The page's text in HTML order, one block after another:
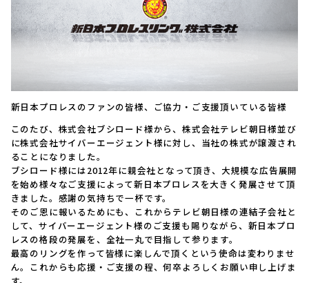
新日本プロレスのファンの皆様、ご協力・ご支援頂いている皆様
このたび、株式会社ブシロード様から、株式会社テレビ朝日様並び
に株式会社サイバーエージェント様に対し、当社の株式が譲渡され
ることになりました。
ブシロード様には2012年に親会社となって頂き、大規模な広告展開
を始め様々なご支援によって新日本プロレスを大きく発展させて頂
きました。感謝の気持ちで一杯です。
そのご恩に報いるためにも、これからテレビ朝日様の連結子会社と
して、サイバーエージェント様のご支援も賜りながら、新日本プロ
レスの格段の発展を、全社一丸で目指して参ります。
最高のリングを作って皆様に楽しんで頂くという使命は変わりませ
ん。これからも応援・ご支援の程、何卒よろしくお願い申し上げま